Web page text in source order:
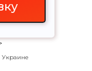
Украине